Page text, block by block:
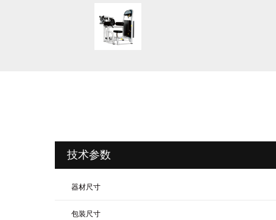
技术参数
器材尺寸
包装尺寸